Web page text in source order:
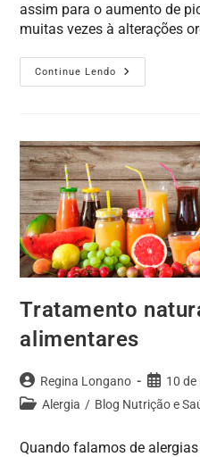
assim para o aumento de
muitas vezes à alterações
Continue Lendo
Tratamento
alimentares
Regina Longano
10 de
Alergia / Blog Nutrição e
Quando falamos de